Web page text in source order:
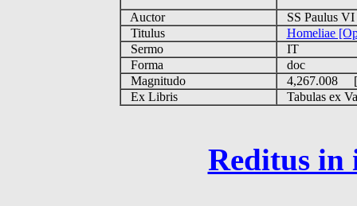
Auctor
SS Paulus
Titulus
Homeliae
Sermo
IT
Forma
doc
Magnitudo
4,267.008
Ex Libris
Tabulas ex
Reditus in